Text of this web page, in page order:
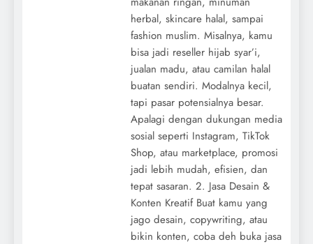
herbal, skincare halal, sampai
fashion muslim. Misalnya, kamu
bisa jadi reseller hijab syar’i,
jualan madu, atau camilan halal
buatan sendiri. Modalnya kecil,
tapi pasar potensialnya besar.
Apalagi dengan dukungan media
sosial seperti Instagram, TikTok
Shop, atau marketplace, promosi
jadi lebih mudah, efisien, dan
tepat sasaran. 2. Jasa Desain &
Konten Kreatif Buat kamu yang
jago desain, copywriting, atau
bikin konten, coba deh buka jasa